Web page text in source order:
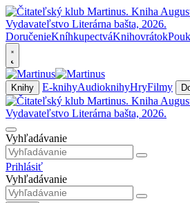
DoručenieKníhkupectváKnihovrátok
Knihy E-knihyAudioknihyHryFilmy
Vyhľadávanie
Prihlásiť
Vyhľadávanie